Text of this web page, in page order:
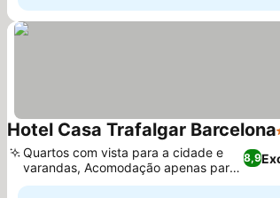
Hotel Casa Trafalgar Barcelona
8,9
Quartos com vista para a cidade e
varandas, Acomodação apenas para
adultos